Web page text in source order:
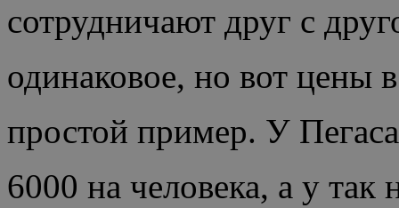
сотрудничают друг с
одинаковое, но вот цены
простой пример. У
6000 на человека, а у